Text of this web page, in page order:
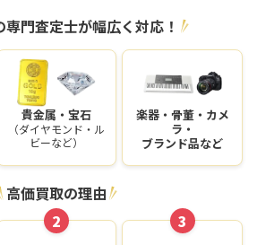
専門査定士が幅広く対応！
貴金属・宝石
（ダイヤモンド・ル
ビーなど）
楽器・骨董・カメ
ラ・
ブランド品など
高価買取の理由
2 3